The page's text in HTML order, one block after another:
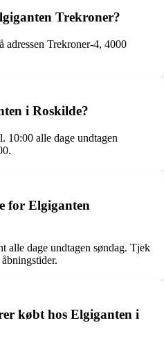
Trekroner?
adressen Trekroner-4, 4000
i Roskilde?
10:00 alle dage undtagen
for Elgiganten
alle dage undtagen søndag. Tjek
købt hos Elgiganten i